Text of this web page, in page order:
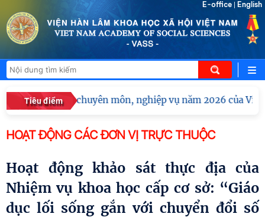
E-office English
Tiêu điểm
nghị tập huấn chuyên môn, nghiệp vụ năm 2026 của Viện
HOẠT ĐỘNG CÁC ĐƠN VỊ TRỰC THUỘC
Hoạt động khảo sát thực địa của
Nhiệm vụ khoa học cấp cơ sở: “Giáo
dục lối sống gắn với chuyển đổi số